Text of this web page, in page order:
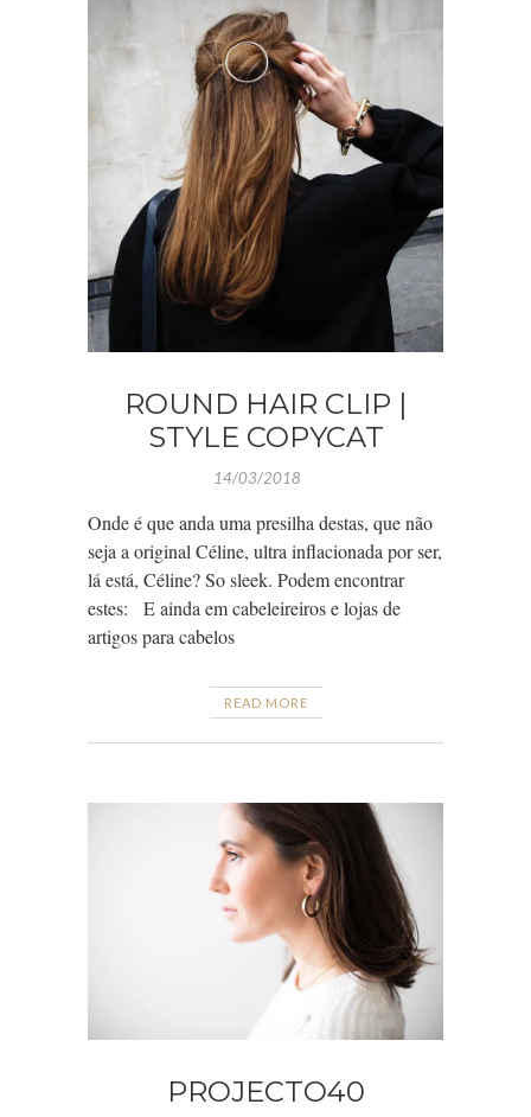
ROUND HAIR CLIP |
STYLE COPYCAT
14/03/2018
Onde é que anda uma presilha destas, que não
seja a original Céline, ultra inflacionada por ser,
lá está, Céline? So sleek. Podem encontrar
estes: E ainda em cabeleireiros e lojas de
artigos para cabelos
READ MORE
PROJECTO40